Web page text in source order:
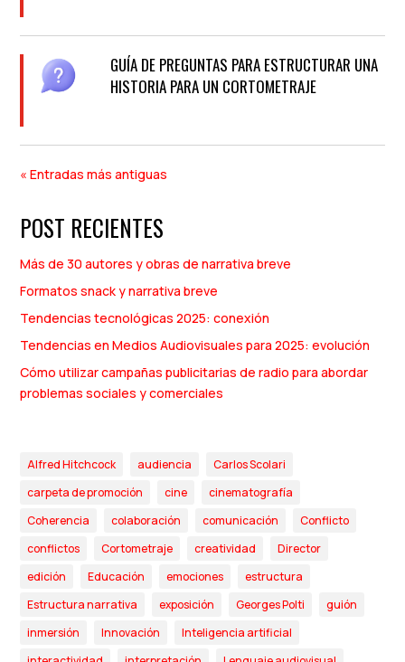
GUÍA DE PREGUNTAS PARA ESTRUCTURAR UNA
HISTORIA PARA UN CORTOMETRAJE
« Entradas más antiguas
POST RECIENTES
Más de 30 autores y obras de narrativa breve
Formatos snack y narrativa breve
Tendencias tecnológicas 2025: conexión
Tendencias en Medios Audiovisuales para 2025: evolución
Cómo utilizar campañas publicitarias de radio para abordar
problemas sociales y comerciales
Alfred Hitchcock audiencia
Carlos Scolari
carpeta de promoción
cine
cinematografía
Coherencia
colaboración comunicación
Conflicto
conflictos
Cortometraje creatividad
Director
edición
Educación emociones
estructura
Estructura narrativa
exposición Georges Polti
guión
inmersión
Innovación
Inteligencia artificial